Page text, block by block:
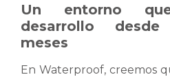
Un entorno
desarrollo
meses
En Waterproof, creemos